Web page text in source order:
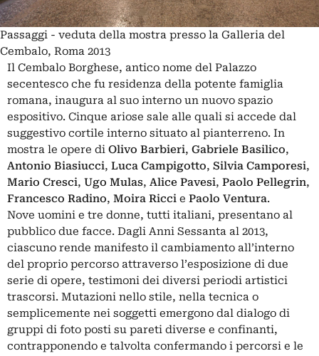
Passaggi - veduta della mostra presso la Galleria del
Cembalo, Roma 2013
Il Cembalo Borghese, antico nome del Palazzo
secentesco che fu residenza della potente famiglia
romana, inaugura al suo interno un nuovo spazio
espositivo. Cinque ariose sale alle quali si accede dal
suggestivo cortile interno situato al pianterreno. In
mostra le opere di Olivo Barbieri, Gabriele Basilico,
Antonio Biasiucci, Luca Campigotto, Silvia Camporesi,
Mario Cresci, Ugo Mulas, Alice Pavesi, Paolo Pellegrin,
Francesco Radino, Moira Ricci e Paolo Ventura.
Nove uomini e tre donne, tutti italiani, presentano al
pubblico due facce. Dagli Anni Sessanta al 2013,
ciascuno rende manifesto il cambiamento all’interno
del proprio percorso attraverso l’esposizione di due
serie di opere, testimoni dei diversi periodi artistici
trascorsi. Mutazioni nello stile, nella tecnica o
semplicemente nei soggetti emergono dal dialogo di
gruppi di foto posti su pareti diverse e confinanti,
contrapponendo e talvolta confermando i percorsi e le